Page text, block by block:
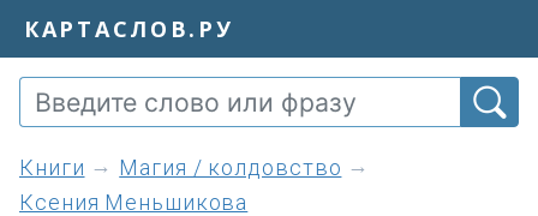
КАРТАСЛОВ.РУ
книги
Магия / колдовство
Ксения Меньшикова